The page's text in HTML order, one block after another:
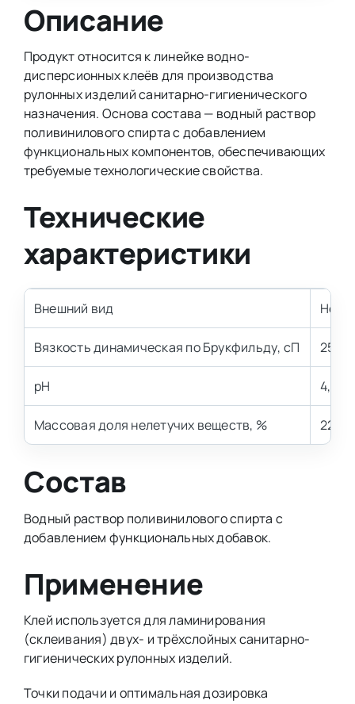
Описание
Продукт относится к линейке водно-
дисперсионных клеёв для производства
рулонных изделий санитарно-гигиенического
назначения. Основа состава — водный раствор
поливинилового спирта с добавлением
функциональных компонентов, обеспечивающих
требуемые технологические свойства.
Технические
характеристики
Внешний вид
Вязкость динамическая по Брукфильду, сП 25
pH 4,0 –
Массовая доля нелетучих веществ, % 22 –
Состав
Водный раствор поливинилового спирта с
добавлением функциональных добавок.
Применение
Клей используется для ламинирования
(склеивания) двух- и трёхслойных санитарно-
гигиенических рулонных изделий.
Точки подачи и оптимальная дозировка